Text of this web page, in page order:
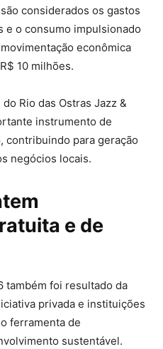
considerados os gastos
e o consumo impulsionado
econômica
10 milhões.
Rio das Ostras Jazz &
instrumento de
contribuindo para geração
negócios locais.
e de
também foi resultado da
privada e instituições
ferramenta de
sustentável.